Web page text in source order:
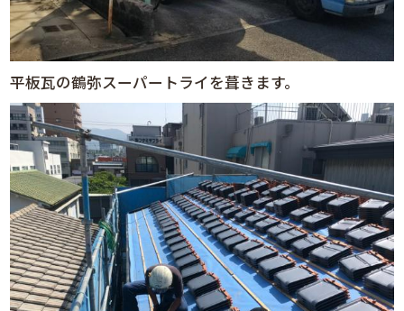
平板瓦の鶴弥スーパートライを葺きます。